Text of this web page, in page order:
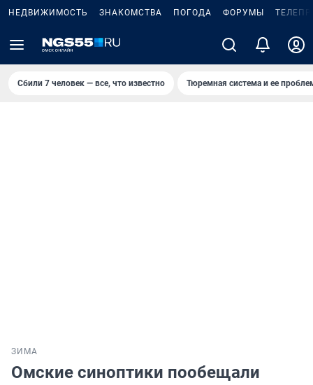
НЕДВИЖИМОСТЬ ЗНАКОМСТВА ПОГОДА ФОРУМЫ
Сбили 7 человек — все, что известно Тюремная система и ее
ЗИМА
Омские синоптики пообещали